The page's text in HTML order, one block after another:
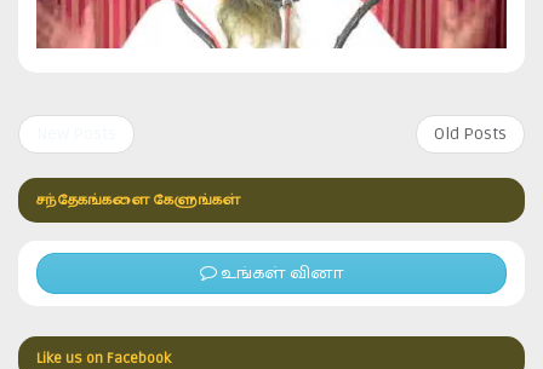
Old Posts
சந்தேகங்களை கேளுங்கள்
உங்கள் வினா
Like us on Facebook